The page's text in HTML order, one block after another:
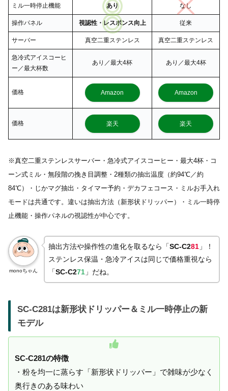
ミル一時停止機能 あり なし
操作パネル 視認性・レスポンス向上 従来
サーバー 真空二重ステンレス 真空二重ステンレス
急冷式アイスコーヒ
ー／最大杯数
あり／最大4杯 あり／最大4杯
価格 Amazon Amazon
価格 楽天 楽天
※真空二重ステンレスサーバー・急冷式アイスコーヒー・最大4杯・コ
ーン式ミル・無段階の挽き目調整・2種類の抽出温度（約94℃／約
84℃）・じかマグ抽出・タイマー予約・デカフェコース・ミルお手入れ
モードは共通です。違いは抽出方法（新形状ドリッパー）・ミル一時停
止機能・操作パネルの視認性が中心です。
monoちゃん
抽出方法や操作性の進化を取るなら「SC-C281 」！
ステンレス保温・急冷アイスは同じで価格重視なら
「SC-C271 」だね。
SC-C281は新形状ドリッパー＆ミル一時停止の新
モデル
SC-C281の特徴
・粉を均一に蒸らす「新形状ドリッパー」で雑味が少なく
奥行きのある味わい